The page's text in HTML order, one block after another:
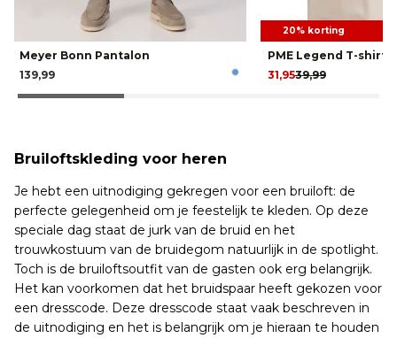
Meyer Bonn Pantalon
139,99
20% korting
PME Legend T-shirt
39,99
31,95
Bruiloftskleding voor heren
Je hebt een uitnodiging gekregen voor een bruiloft: de
perfecte gelegenheid om je feestelijk te kleden. Op deze
speciale dag staat de jurk van de bruid en het
trouwkostuum van de bruidegom natuurlijk in de spotlight.
Toch is de bruiloftsoutfit van de gasten ook erg belangrijk.
Het kan voorkomen dat het bruidspaar heeft gekozen voor
een dresscode. Deze dresscode staat vaak beschreven in
de uitnodiging en het is belangrijk om je hieraan te houden